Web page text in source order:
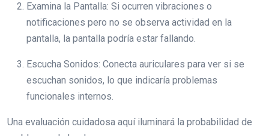
Examina la Pantalla: Si ocurren vibraciones o
notificaciones pero no se observa actividad en la
pantalla, la pantalla podría estar fallando.
Escucha Sonidos: Conecta auriculares para ver si se
escuchan sonidos, lo que indicaría problemas
funcionales internos.
Una evaluación cuidadosa aquí iluminará la probabilidad de